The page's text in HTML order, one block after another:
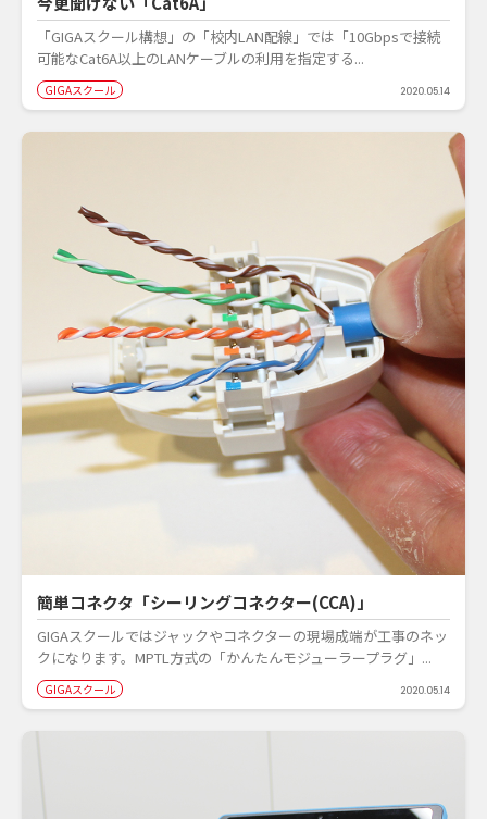
「GIGAスクール構想」の「校内LAN配線」では「10Gbpsで接続
可能なCat6A以上のLANケーブルの利用を指定する...
GIGAスクール 2020.05.14
簡単コネクタ「シーリングコネクター(CCA)」
GIGAスクールではジャックやコネクターの現場成端が工事のネッ
クになります。MPTL方式の「かんたんモジューラープラグ」...
GIGAスクール 2020.05.14